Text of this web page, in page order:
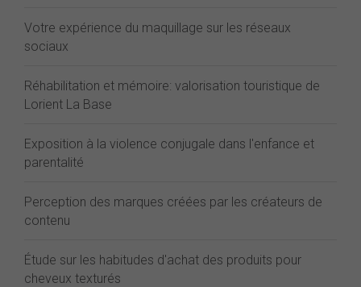
Votre expérience du maquillage sur les réseaux
sociaux
Réhabilitation et mémoire: valorisation touristique de
Lorient La Base
Exposition à la violence conjugale dans l'enfance et
parentalité
Perception des marques créées par les créateurs de
contenu
Étude sur les habitudes d'achat des produits pour
cheveux texturés